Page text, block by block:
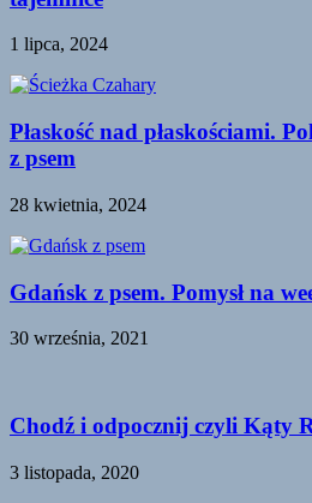
1 lipca, 2024
Płaskość nad płaskościami.
z psem
28 kwietnia, 2024
Gdańsk z psem. Pomysł na
30 września, 2021
Chodź i odpocznij czyli Kąty
3 listopada, 2020